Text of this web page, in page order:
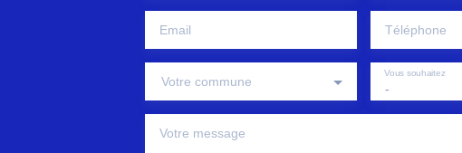
Email Téléphone
Votre commune -
Vous souhaitez
Votre message